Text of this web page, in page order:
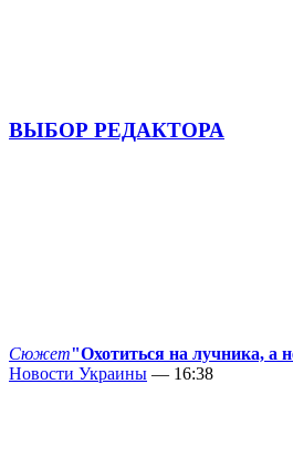
ВЫБОР РЕДАКТОРА
Сюжет"Охотиться на лучника, а
Новости Украины — 16:38